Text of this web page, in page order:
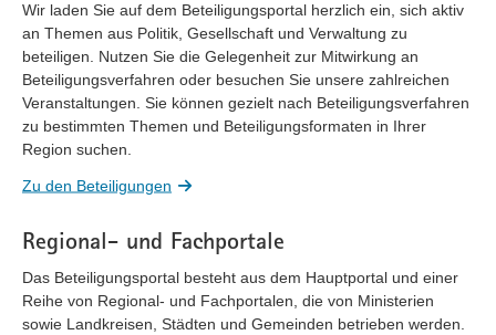
Wir laden Sie auf dem Beteiligungsportal herzlich ein, sich aktiv
an Themen aus Politik, Gesellschaft und Verwaltung zu
beteiligen. Nutzen Sie die Gelegenheit zur Mitwirkung an
Beteiligungsverfahren oder besuchen Sie unsere zahlreichen
Veranstaltungen. Sie können gezielt nach Beteiligungsverfahren
zu bestimmten Themen und Beteiligungsformaten in Ihrer
Region suchen.
Zu den Beteiligungen
Regional- und Fachportale
Das Beteiligungsportal besteht aus dem Hauptportal und einer
Reihe von Regional- und Fachportalen, die von Ministerien
sowie Landkreisen, Städten und Gemeinden betrieben werden.